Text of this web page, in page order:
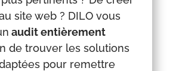
site web ? DILO vous
audit entièrement
de trouver les solutions
pour remettre